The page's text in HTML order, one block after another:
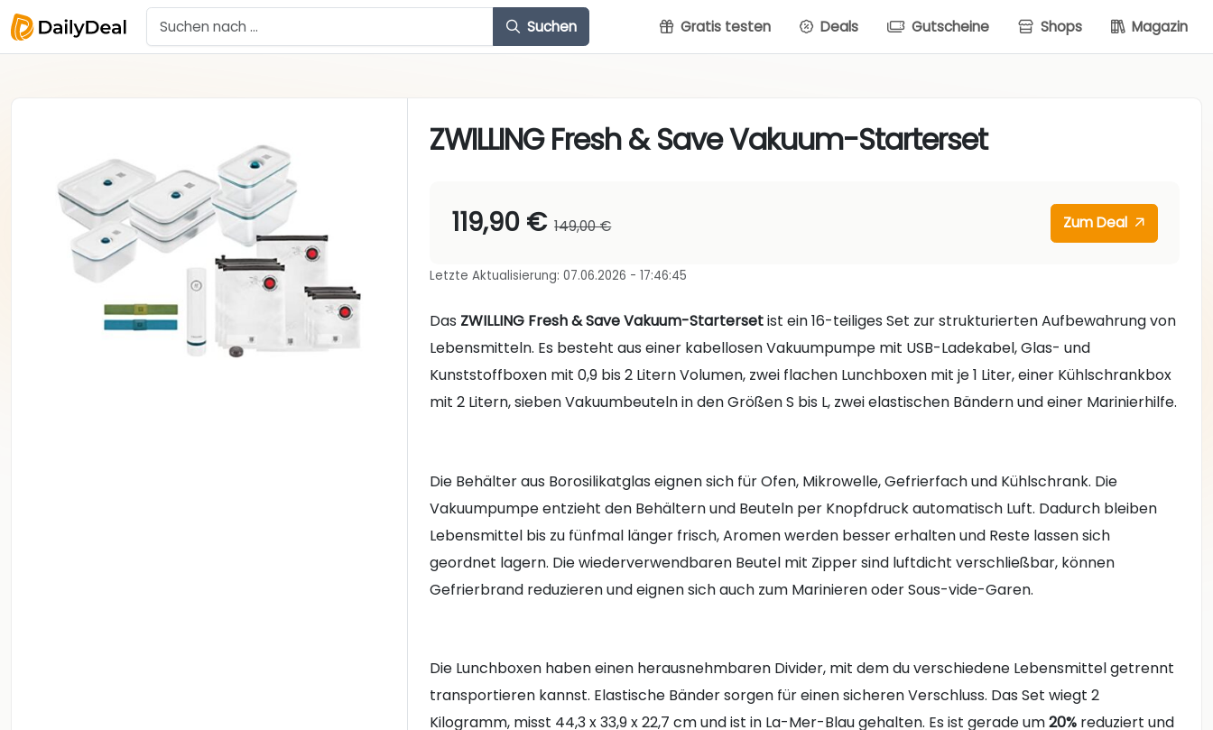
Suchen Gratis testen Deals Gutscheine Shops Magazin
ZWILLING Fresh & Save Vakuum-Starterset
119,90 € 149,00 € Zum Deal
Letzte Aktualisierung: 07.06.2026 - 17:46:45
Das ZWILLING Fresh & Save Vakuum-Startersetist ein 16-teiliges Set zur strukturierten Aufbewahrung von
Lebensmitteln. Es besteht aus einer kabellosen Vakuumpumpe mit USB-Ladekabel, Glas- und
Kunststoffboxen mit 0,9 bis 2 Litern Volumen, zwei flachen Lunchboxen mit je 1 Liter, einer Kühlschrankbox
mit 2 Litern, sieben Vakuumbeuteln in den Größen S bis L, zwei elastischen Bändern und einer Marinierhilfe.
Die Behälter aus Borosilikatglas eignen sich für Ofen, Mikrowelle, Gefrierfach und Kühlschrank. Die
Vakuumpumpe entzieht den Behältern und Beuteln per Knopfdruck automatisch Luft. Dadurch bleiben
Lebensmittel bis zu fünfmal länger frisch, Aromen werden besser erhalten und Reste lassen sich
geordnet lagern. Die wiederverwendbaren Beutel mit Zipper sind luftdicht verschließbar, können
Gefrierbrand reduzieren und eignen sich auch zum Marinieren oder Sous-vide-Garen.
Die Lunchboxen haben einen herausnehmbaren Divider, mit dem du verschiedene Lebensmittel getrennt
transportieren kannst. Elastische Bänder sorgen für einen sicheren Verschluss. Das Set wiegt 2
Kilogramm, misst 44,3 x 33,9 x 22,7 cm und ist in La-Mer-Blau gehalten. Es ist gerade um20% reduziert und